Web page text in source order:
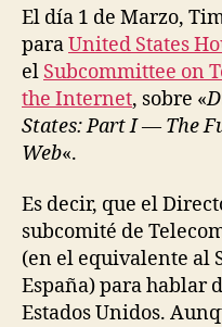
El día 1 de Marzo,
paraUnited States
el Subcommittee on
the Internet, sobre «
States: Part I — The
Web«.
Es decir, que el
subcomité de
(en el equivalente al
España) para hablar
Estados Unidos.